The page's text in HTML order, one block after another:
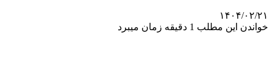
۱۴۰۴/۰۲/۲۱
خواندن این مطلب 1 دقیقه زمان میبرد